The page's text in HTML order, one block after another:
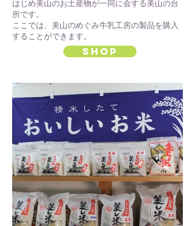
はじめ美山のお土産物が一同に会する美山の台
所です。
ここでは、美山のめぐみ牛乳工房の製品を購入
することができます。
SHOP